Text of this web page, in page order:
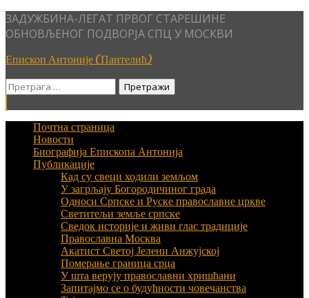
Skip
to
ЗАДУЖБИНА-ЛЕГАТ ПРВОГ СТАРЕШИНЕ
ОБНОВЉЕНОГ ПОДВОРЈА СПЦ У МОСКВИ
Епископ Антоније (Пантелић)
Претрага
Почтна страница
Новости
Биографија Епископа Антонија
Публикације
Кад су свеци ходили земљом
У загрљају Богородичиног града
Односи Српске и Руске православне цркве
Светитељи земље српске
Сведок историје и живи глас традиције
Православна Москва
Акатист Светој Јелени Анжујској
Померање граница срца
У шта верују православни хришћани
Запитајмо се о будућности човечанства